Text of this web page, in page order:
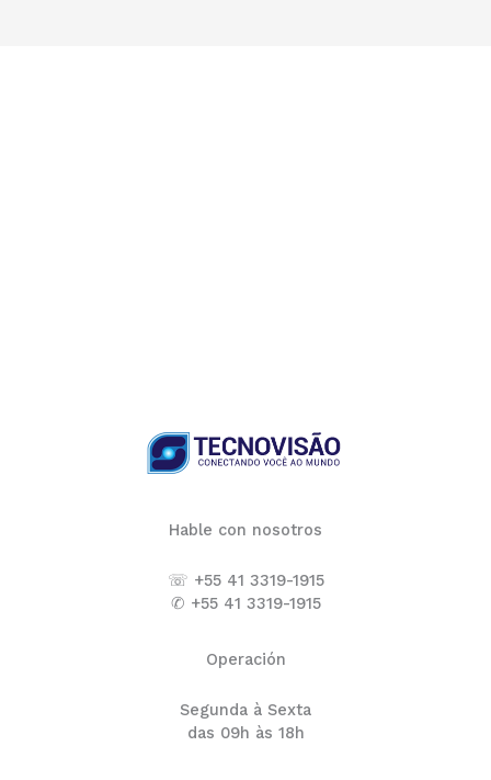
Hable con nosotros
☏ +55 41 3319-1915
✆ +55 41 3319-1915
Operación
Segunda à Sexta
das 09h às 18h